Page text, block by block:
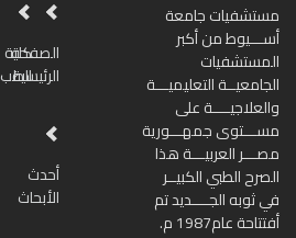
مستشفيات جامعة
أســـيوط من أكبر
المستشفيات
الجامعيــة التعليميـــة
والعلاجيــــة على
مســـتوى جمهـــورية
مصـــر العربيـــة هذا
الصرح الطبي الكبيــر
في ثوبه الجــــديد تم
أفتتاحة عام1987 م.
الصفحة
الرئيسية
كلية
الطب
أحدث
الأبحاث